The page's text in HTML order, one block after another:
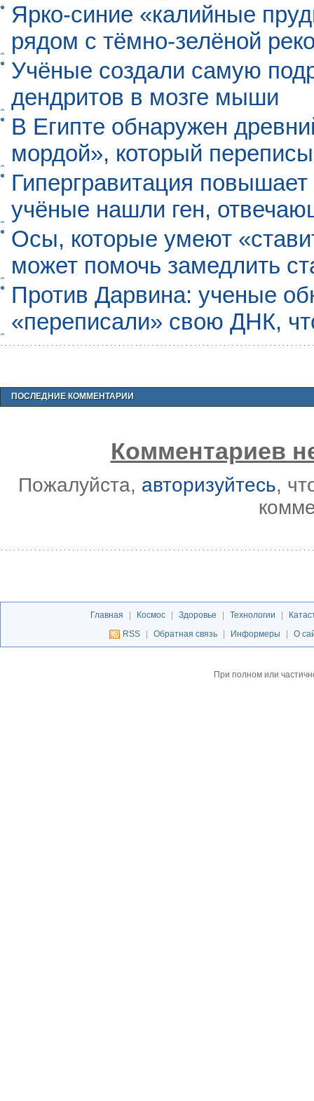
Ярко-синие «калийные
рядом с тёмно-зелёной
Учёные создали самую
дендритов в мозге мыши
В Египте обнаружен
мордой», который
Гипергравитация
учёные нашли ген,
Осы, которые умеют
может помочь замедлить
Против Дарвина: ученые
«переписали» свою ДНК,
ПОСЛЕДНИЕ КОММЕНТАРИИ
Комментариев
Пожалуйста, авторизуйтесь,
Главная | Космос | Здоровье | Технологии |
RSS
| Обратная связь | Информеры | О
При полном или